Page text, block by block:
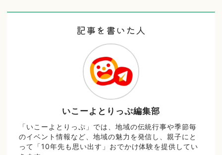
記事を書いた人
いこーよとりっぷ編集部
「いこーよとりっぷ」では、地域の伝統行事や季節毎
のイベント情報など、地域の魅力を発信し、親子にと
って「10年先も思い出す」おでかけ体験を提供してい